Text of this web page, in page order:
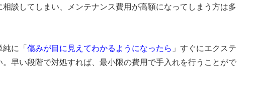
談してしまい、メンテナンス費用が高額になってしまう方は多
純に「傷みが目に見えてわかるようになったら 」すぐにエクステ
。早い段階で対処すれば、最小限の費用で手入れを行うことがで